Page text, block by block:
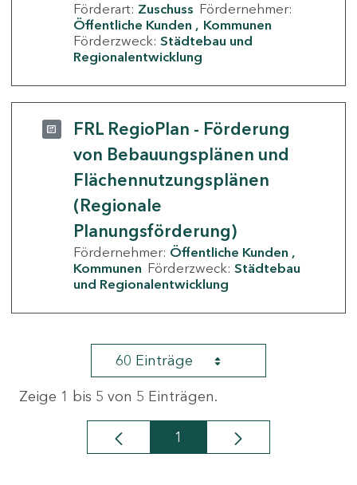
Förderart: Zuschuss Fördernehmer:
Öffentliche Kunden
Kommunen
Förderzweck: Städtebau und
Regionalentwicklung
FRL RegioPlan - Förderung
von Bebauungsplänen und
Flächennutzungsplänen
(Regionale
Planungsförderung)
Fördernehmer: Öffentliche Kunden
Kommunen Förderzweck: Städtebau
und Regionalentwicklung
60 Einträge
Zeige 1 bis 5 von 5 Einträgen.
Seite
1